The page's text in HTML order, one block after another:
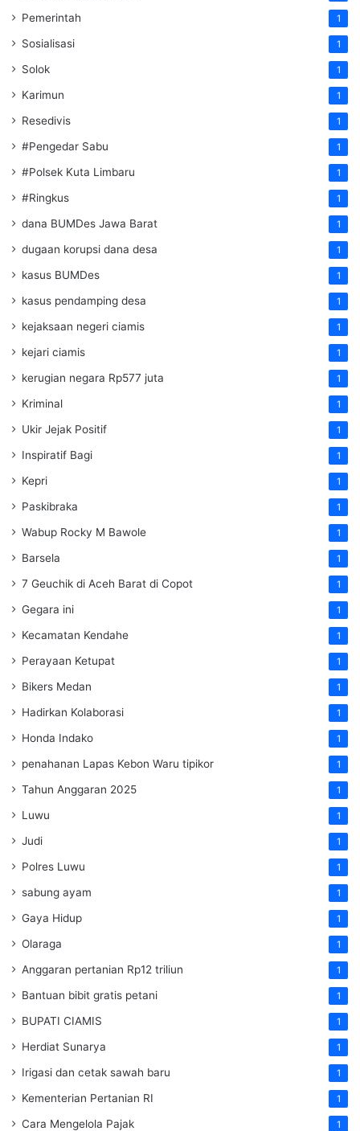
Pemerintah 1
Sosialisasi 1
Solok 1
Karimun 1
Resedivis 1
#Pengedar Sabu 1
#Polsek Kuta Limbaru 1
#Ringkus 1
dana BUMDes Jawa Barat 1
dugaan korupsi dana desa 1
kasus BUMDes 1
kasus pendamping desa 1
kejaksaan negeri ciamis 1
kejari ciamis 1
kerugian negara Rp577 juta 1
Kriminal 1
Ukir Jejak Positif 1
Inspiratif Bagi 1
Kepri 1
Paskibraka 1
Wabup Rocky M Bawole 1
Barsela 1
7 Geuchik di Aceh Barat di Copot 1
Gegara ini 1
Kecamatan Kendahe 1
Perayaan Ketupat 1
Bikers Medan 1
Hadirkan Kolaborasi 1
Honda Indako 1
penahanan Lapas Kebon Waru tipikor 1
Tahun Anggaran 2025 1
Luwu 1
Judi 1
Polres Luwu 1
sabung ayam 1
Gaya Hidup 1
Olaraga 1
Anggaran pertanian Rp12 triliun 1
Bantuan bibit gratis petani 1
BUPATI CIAMIS 1
Herdiat Sunarya 1
Irigasi dan cetak sawah baru 1
Kementerian Pertanian RI 1
Cara Mengelola Pajak 1